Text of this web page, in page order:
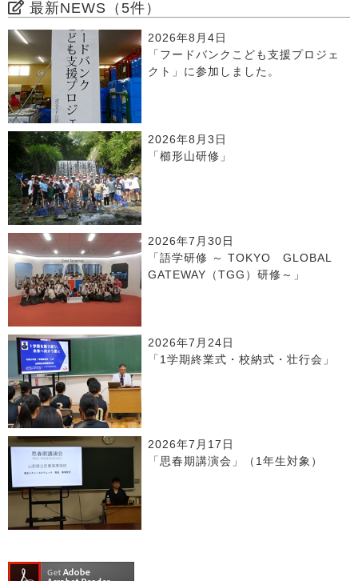
最新NEWS（5件）
2026年8月4日
「フードバンクこども支援プロジェ
クト」に参加しました。
2026年8月3日
「櫛形山研修」
2026年7月30日
「語学研修 ～ TOKYO GLOBAL
GATEWAY（TGG）研修～」
2026年7月24日
「1学期終業式・校納式・壮行会」
2026年7月17日
「思春期講演会」（1年生対象）